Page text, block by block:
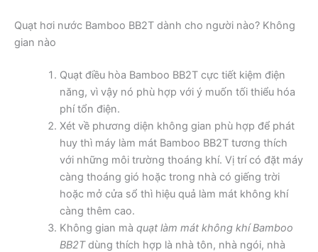
Quạt hơi nước Bamboo BB2T dành cho người nào? Không
gian nào
Quạt điều hòa Bamboo BB2T cực tiết kiệm điện
năng, vì vậy nó phù hợp với ý muốn tối thiểu hóa
phí tổn điện.
Xét về phương diện không gian phù hợp để phát
huy thì máy làm mát Bamboo BB2T tương thích
với những môi trường thoáng khí. Vị trí có đặt máy
càng thoáng gió hoặc trong nhà có giếng trời
hoặc mở cửa sổ thì hiệu quả làm mát không khí
càng thêm cao.
Không gian mà quạt làm mát không khí Bamboo
BB2Tdùng thích hợp là nhà tôn, nhà ngói, nhà